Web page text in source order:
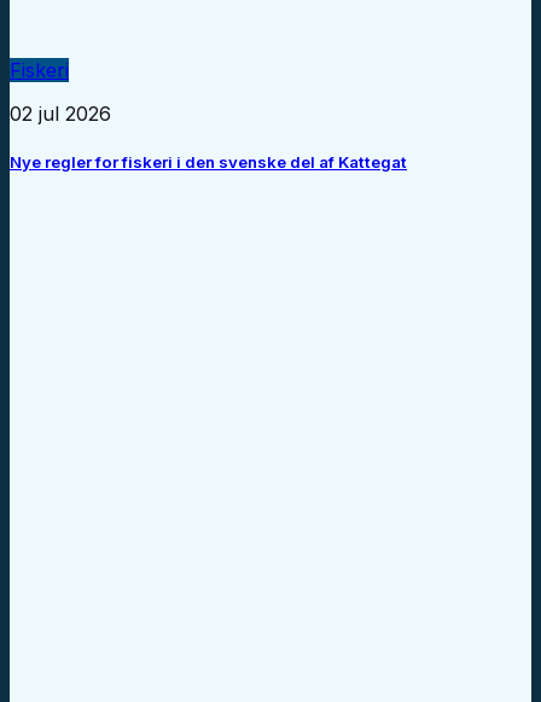
Fiskeri
02 jul 2026
Nye regler for fiskeri i den svenske del af Kattegat